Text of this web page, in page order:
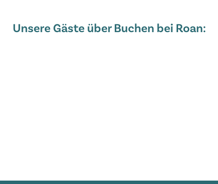
Unsere Gäste über Buchen bei Roan: